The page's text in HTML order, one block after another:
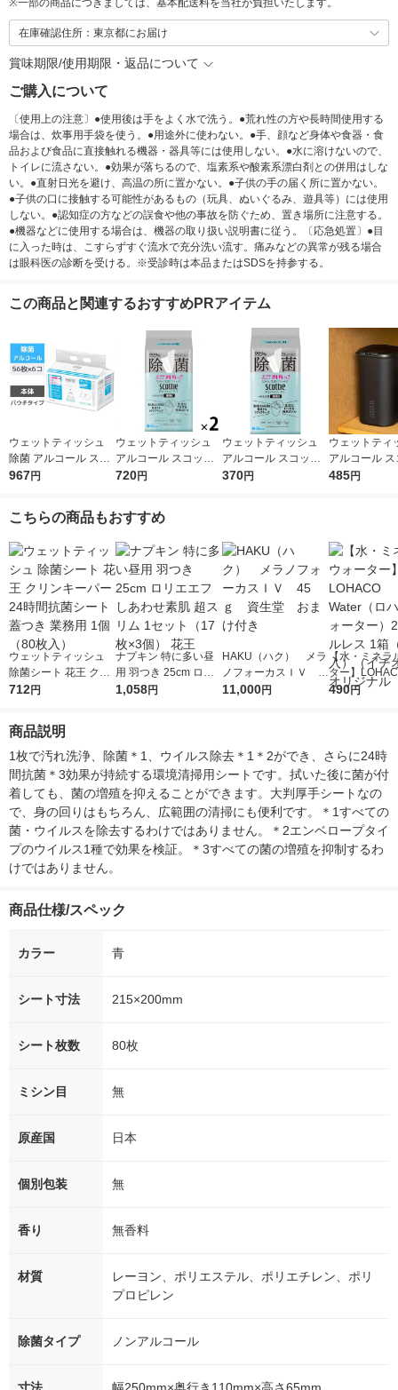
※一部の商品につきましては、基本配送料を当社が負担いたします。
在庫確認住所：東京都にお届け
賞味期限/使用期限・返品について
ご購入について
〔使用上の注意〕●使用後は手をよく水で洗う。●荒れ性の方や長時間使用する
場合は、炊事用手袋を使う。●用途外に使わない。●手、顔など身体や食器・食
品および食品に直接触れる機器・器具等には使用しない。●水に溶けないので、
トイレに流さない。●効果が落ちるので、塩素系や酸素系漂白剤との併用はしな
い。●直射日光を避け、高温の所に置かない。●子供の手の届く所に置かない。
●子供の口に接触する可能性があるもの（玩具、ぬいぐるみ、遊具等）には使用
しない。●認知症の方などの誤食や他の事故を防ぐため、置き場所に注意する。
●機器などに使用する場合は、機器の取り扱い説明書に従う。〔応急処置〕●目
に入った時は、こすらずすぐ流水で充分洗い流す。痛みなどの異常が残る場合
は眼科医の診断を受ける。※受診時は本品またはSDSを持参する。
この商品と関連するおすすめPRアイテム
ウェットティッシュ
除菌 アルコール スコ
ッティ ウェットティ
シア
967円
ウェットティッシュ
アルコール スコッテ
ィ パーフェクトフィ
（1個×2）日本製紙ク
720円
ウェットティッシュ
アルコール スコッテ
ィ パーフェクトフィ
370円
ウェットティ
アルコール
ィ パーフェク
485円
こちらの商品もおすすめ
ウェットティッシュ
除菌シート 花王 クリ
ンキーパー24時間抗
712円
ナプキン 特に多い昼
用 羽つき 25cm ロリ
エエフ しあわせ素肌
1,058円
HAKU（ハク） メラ
ノフォーカスＩＶ 4
5ｇ 資生堂 おまけ
11,000円
【水・ミネラ
ター】
r（ロハコウ
490円
商品説明
1枚で汚れ洗浄、除菌＊1、ウイルス除去＊1＊2ができ、さらに24時
間抗菌＊3効果が持続する環境清掃用シートです。拭いた後に菌が付
着しても、菌の増殖を抑えることができます。大判厚手シートなの
で、身の回りはもちろん、広範囲の清掃にも便利です。＊1すべての
菌・ウイルスを除去するわけではありません。＊2エンベロープタイ
プのウイルス1種で効果を検証。＊3すべての菌の増殖を抑制するわ
けではありません。
商品仕様/スペック
カラー 青
シート寸法 215×200mm
シート枚数 80枚
ミシン目 無
原産国 日本
個別包装 無
香り 無香料
材質
レーヨン、ポリエステル、ポリエチレン、ポリ
プロピレン
除菌タイプ ノンアルコール